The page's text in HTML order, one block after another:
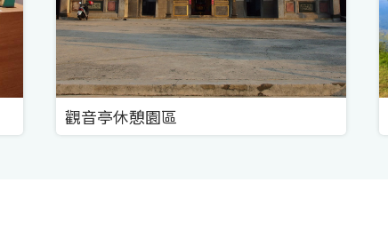
觀音亭休憩園區